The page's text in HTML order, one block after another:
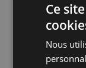
Ce
Nous